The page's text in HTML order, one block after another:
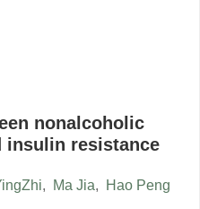
nonalcoholic
insulin resistance
, Ma Jia, Hao Peng